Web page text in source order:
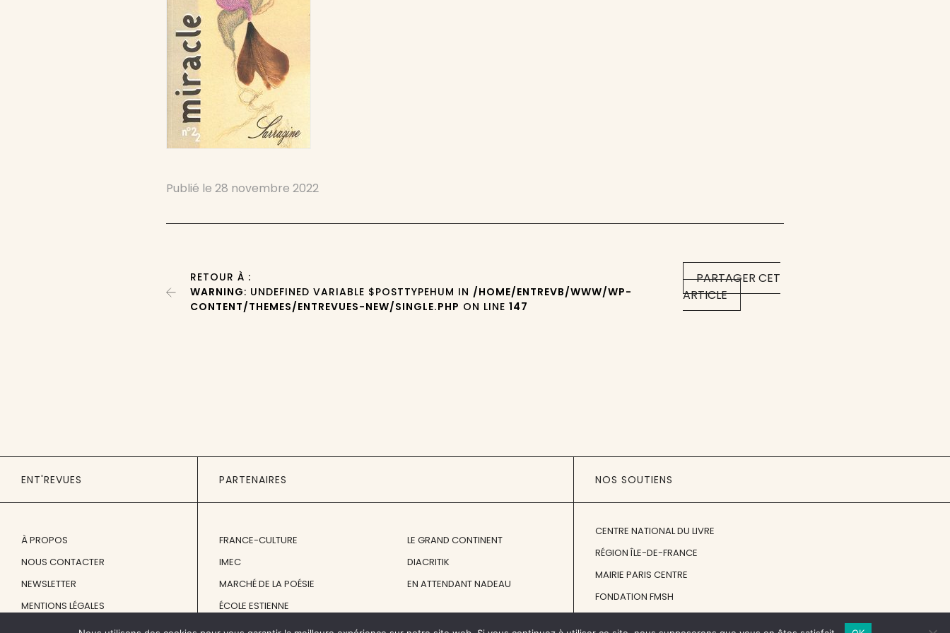
Publié le28 novembre 2022
PARTAGER CET
ARTICLE
RETOUR À :
WARNING: UNDEFINED VARIABLE $POSTTYPEHUM IN /HOME/ENTREVB/WWW/WP-
CONTENT/THEMES/ENTREVUES-NEW/SINGLE.PHP ON LINE147
ENT'REVUES
À PROPOS
NOUS CONTACTER
NEWSLETTER
MENTIONS LÉGALES
PARTENAIRES
FRANCE-CULTURE
IMEC
MARCHÉ DE LA POÉSIE
ÉCOLE ESTIENNE
LE GRAND CONTINENT
DIACRITIK
EN ATTENDANT NADEAU
NOS SOUTIENS
CENTRE NATIONAL DU LIVRE
RÉGION ÎLE-DE-FRANCE
MAIRIE PARIS CENTRE
FONDATION FMSH